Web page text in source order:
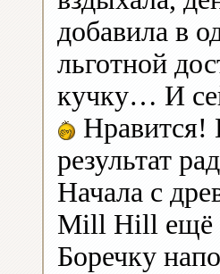
добавила в
льготной
кучку… И
Нравится!
результат
Начала с
Mill Hill ещё
Боречку